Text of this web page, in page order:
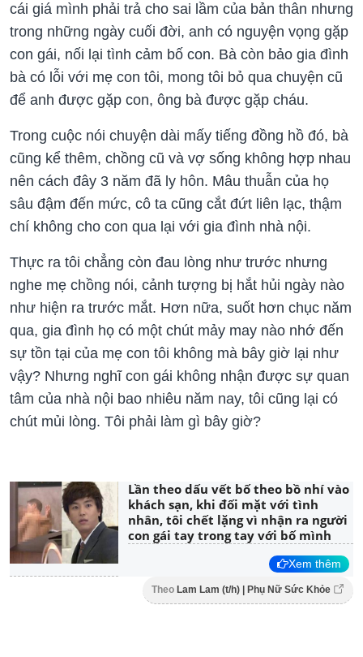
cái giá mình phải trả cho sai lầm của bản thân nhưng
trong những ngày cuối đời, anh có nguyện vọng gặp
con gái, nối lại tình cảm bố con. Bà còn bảo gia đình
bà có lỗi với mẹ con tôi, mong tôi bỏ qua chuyện cũ
để anh được gặp con, ông bà được gặp cháu.
Trong cuộc nói chuyện dài mấy tiếng đồng hồ đó, bà
cũng kể thêm, chồng cũ và vợ sống không hợp nhau
nên cách đây 3 năm đã ly hôn. Mâu thuẫn của họ
sâu đậm đến mức, cô ta cũng cắt đứt liên lạc, thậm
chí không cho con qua lại với gia đình nhà nội.
Thực ra tôi chẳng còn đau lòng như trước nhưng
nghe mẹ chồng nói, cảnh tượng bị hắt hủi ngày nào
như hiện ra trước mắt. Hơn nữa, suốt hơn chục năm
qua, gia đình họ có một chút mảy may nào nhớ đến
sự tồn tại của mẹ con tôi không mà bây giờ lại như
vậy? Nhưng nghĩ con gái không nhận được sự quan
tâm của nhà nội bao nhiêu năm nay, tôi cũng lại có
chút mủi lòng. Tôi phải làm gì bây giờ?
Lần theo dấu vết bố theo bồ nhí vào
khách sạn, khi đối mặt với tình
nhân, tôi chết lặng vì nhận ra người
con gái tay trong tay với bố mình
Xem thêm
Theo Lam Lam (t/h) | Phụ Nữ Sức Khỏe